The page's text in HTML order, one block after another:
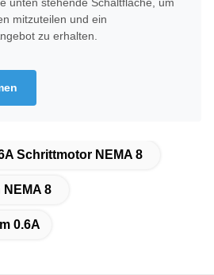
unten stehende Schaltfläche, um
mitzuteilen und ein
zu erhalten.
Schrittmotor NEMA 8
8
0.6A